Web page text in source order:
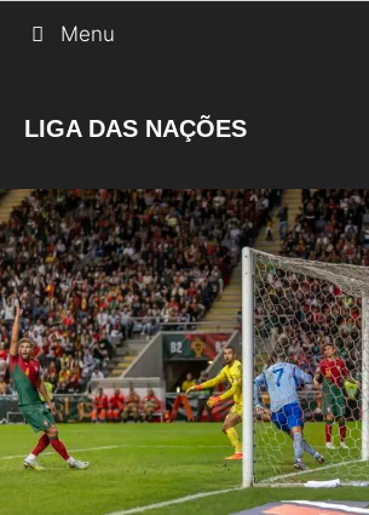
Menu
LIGA DAS NAÇÕES